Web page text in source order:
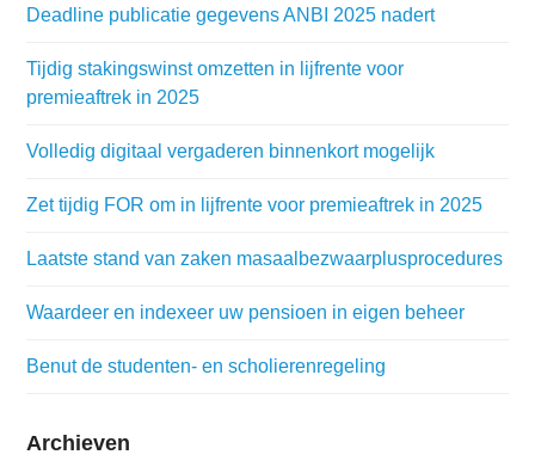
Deadline publicatie gegevens ANBI 2025 nadert
Tijdig stakingswinst omzetten in lijfrente voor
premieaftrek in 2025
Volledig digitaal vergaderen binnenkort mogelijk
Zet tijdig FOR om in lijfrente voor premieaftrek in 2025
Laatste stand van zaken masaalbezwaarplusprocedures
Waardeer en indexeer uw pensioen in eigen beheer
Benut de studenten- en scholierenregeling
Archieven